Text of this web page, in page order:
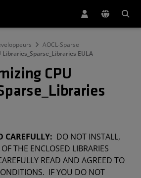
AOCL-Sparse
EULA
CPU
CAREFULLY: DO NOT INSTALL,
THE ENCLOSED LIBRARIES
READ AND AGREED TO
IF YOU DO NOT